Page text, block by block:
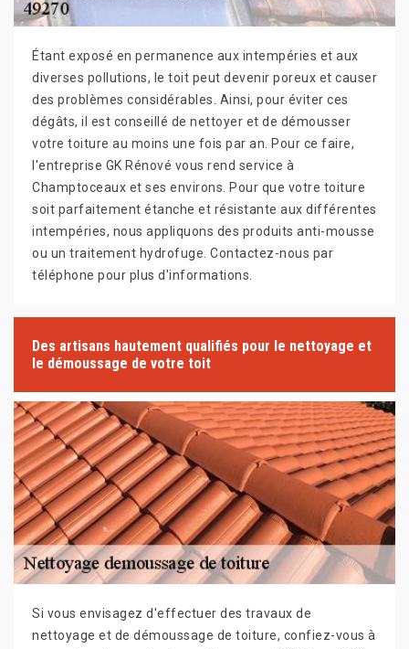
Étant exposé en permanence aux intempéries et aux
diverses pollutions, le toit peut devenir poreux et causer
des problèmes considérables. Ainsi, pour éviter ces
dégâts, il est conseillé de nettoyer et de démousser
votre toiture au moins une fois par an. Pour ce faire,
l'entreprise GK Rénové vous rend service à
Champtoceaux et ses environs. Pour que votre toiture
soit parfaitement étanche et résistante aux différentes
intempéries, nous appliquons des produits anti-mousse
ou un traitement hydrofuge. Contactez-nous par
téléphone pour plus d'informations.
Des artisans hautement qualifiés pour le nettoyage et
le démoussage de votre toit
Si vous envisagez d'effectuer des travaux de
nettoyage et de démoussage de toiture, confiez-vous à